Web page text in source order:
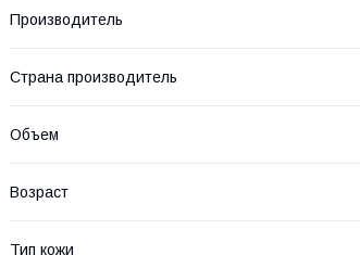
Производитель
Страна производитель
Объем
Возраст
Тип кожи